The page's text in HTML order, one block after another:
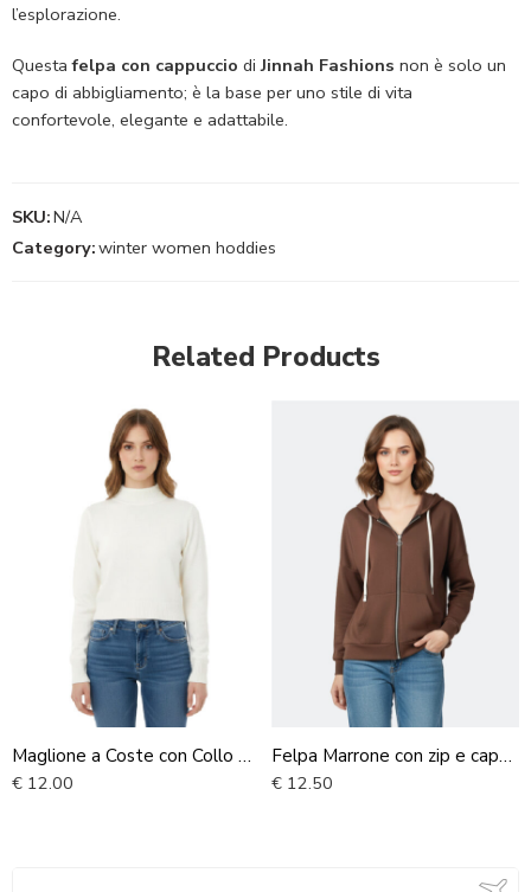
l’esplorazione.
Questafelpa con cappuccio diJinnah Fashions non è solo un
capo di abbigliamento; è la base per uno stile di vita
confortevole, elegante e adattabile.
SKU:N/A
Category:winter women hoddies
Related Products
Maglione a Coste con Collo Alto in Crema
€ 12.00
Felpa Marrone con zip e cappuccio
€ 12.50